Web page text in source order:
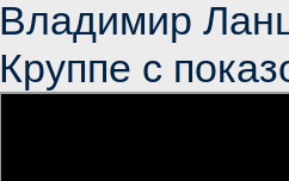
Владимир
Круппе с